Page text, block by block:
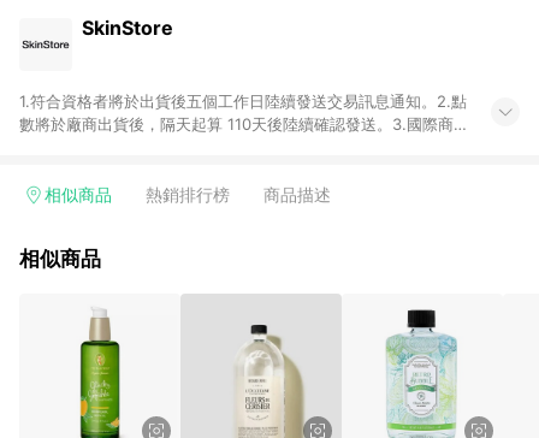
SkinStore
1.符合資格者將於出貨後五個工作日陸續發送交易訊息通知。2.點
數將於廠商出貨後，隔天起算 110天後陸續確認發送。3.國際商家
點上限將以「訂單總金額」計算。6.若於商家App下單，不符合
相似商品 熱銷排行榜 商品描述
相似商品